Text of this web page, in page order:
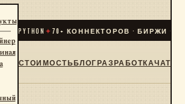
✦70 + КОННЕКТОРОВ · БИРЖИ ·
СТОИМОСТЬБЛОГРАЗРАБОТКАЧАТ